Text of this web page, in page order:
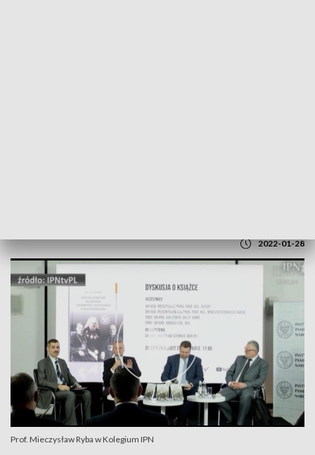
2022-01-28
Prof. Mieczysław Ryba w Kolegium IPN